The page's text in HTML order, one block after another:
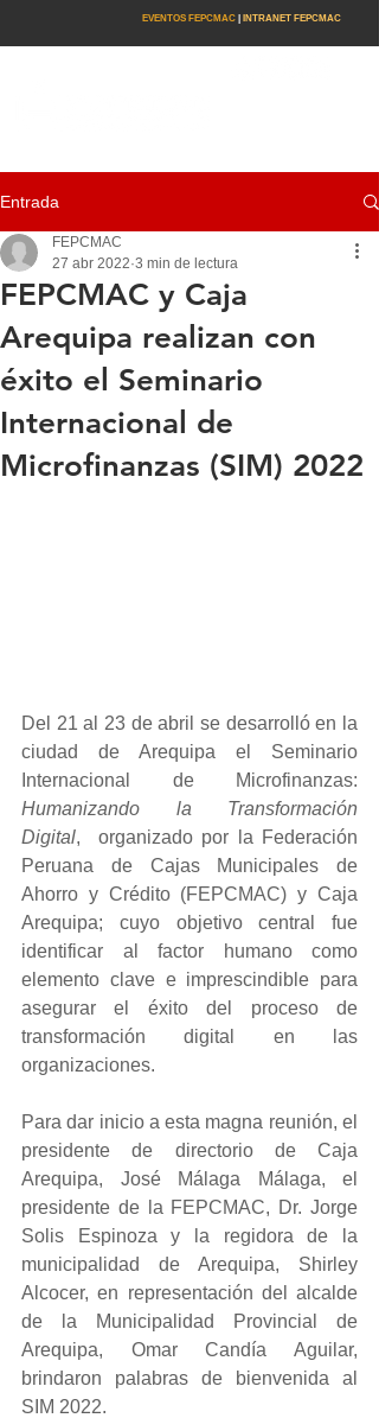
EVENTOS FEPCMAC INTRANET FEPCMAC
Entrada
FEPCMAC y Caja
Arequipa realizan con
éxito el Seminario
Internacional de
Microfinanzas (SIM) 2022
FEPCMAC
27 abr 2022 3 min de lectura
Del 21 al 23 de abril se desarrolló en la
ciudad de Arequipa el Seminario
Humanizando la Transformación
Digital,  organizado por la Federación
Peruana de Cajas Municipales de
Ahorro y Crédito (FEPCMAC) y Caja
Arequipa; cuyo objetivo central fue
identificar al factor humano como
elemento clave e imprescindible para
asegurar el éxito del proceso de
transformación digital en las
organizaciones.
Para dar inicio a esta magna reunión, el
presidente de directorio de Caja
Arequipa, José Málaga Málaga, el
presidente de la FEPCMAC, Dr. Jorge
Solis Espinoza y la regidora de la
municipalidad de Arequipa, Shirley
Alcocer, en representación del alcalde
de la Municipalidad Provincial de
Arequipa, Omar Candía Aguilar,
brindaron palabras de bienvenida al
SIM 2022.